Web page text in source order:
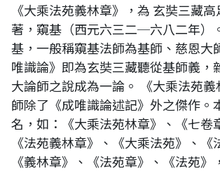
《大乘法苑義林章》，為 玄奘三藏
著，窺基（西元六三二─六八二年）
基，一般稱窺基法師為基師、慈恩大
唯識論》即為玄奘三藏聽從基師義，
大論師之說成為一論。 《大乘法苑
師除了《成唯識論述記》外之傑作。
名，如：《大乘法苑林章》、《七卷
《法苑義林章》、《大乘法苑》、《
《義林章》、《法苑章》、《法苑》